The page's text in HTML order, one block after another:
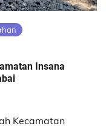
Insana
Kecamatan